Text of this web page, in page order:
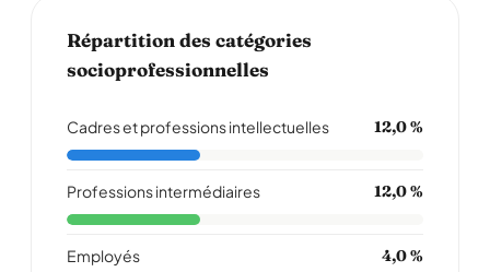
Répartition des catégories
socioprofessionnelles
Cadres et professions intellectuelles 12,0 %
Professions intermédiaires 12,0 %
Employés 4,0 %